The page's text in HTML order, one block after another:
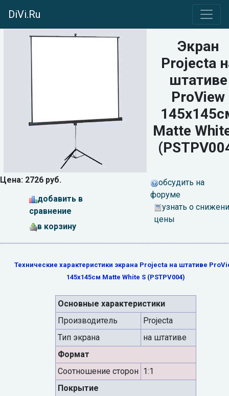
DiVi.Ru
Цена: 2726 руб.
добавить в
сравнение
в корзину
Экран
Projecta
штативе
ProView
Matte
обсудить на
форуме
узнать о
цены
Технические характеристики экрана Projecta на штативе
145x145см Matte White S (PSTPV004)
Основные характеристики
Производитель
Projecta
Тип экрана
на штативе
Формат
Cоотношение сторон 1:1
Покрытие